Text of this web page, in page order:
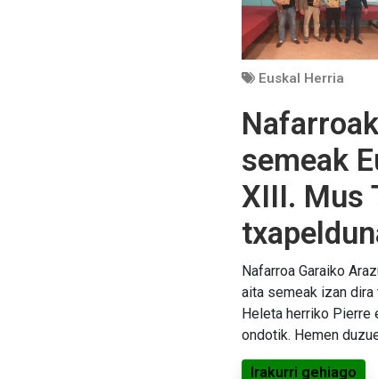
Euskal Herria
semeak
XIII. Mus
Nafarroa Garaiko
aita semeak izan
Heleta herriko Pierre
ondotik. Hemen
Irakurri gehiago